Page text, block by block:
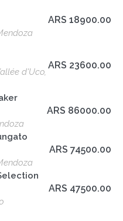
ARS 18900.00
d'Uco,
ARS 23600.00
ARS 86000.00
ARS 74500.00
ARS 47500.00